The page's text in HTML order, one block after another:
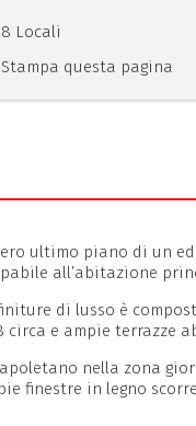
8 Locali
Stampa questa pagina
ultimo piano di un
all’abitazione
di lusso è
circa e ampie terrazze
nella zona
finestre in legno